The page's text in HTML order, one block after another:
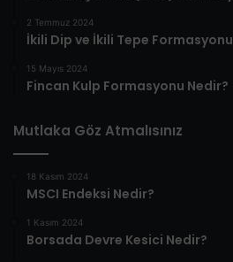
2 Temmuz 2024
İkili Dip ve İkili Tepe Formasyonu
15 Mayıs 2024
Fincan Kulp Formasyonu Nedir?
Mutlaka Göz Atmalısınız
18 Kasım 2024
MSCI Endeksi Nedir?
1 Kasım 2024
Borsada Devre Kesici Nedir?